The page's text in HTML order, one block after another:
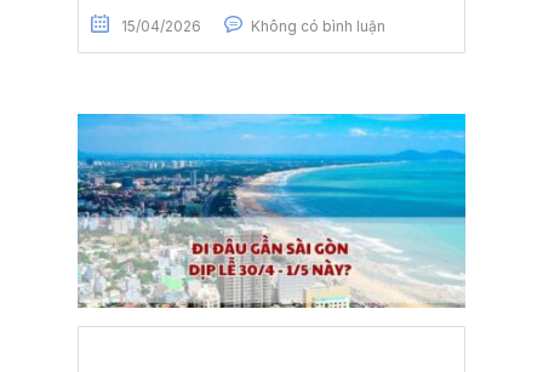
15/04/2026 Không có bình luận